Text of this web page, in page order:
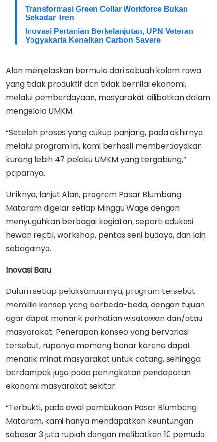
Transformasi Green Collar Workforce Bukan
Sekadar Tren
Inovasi Pertanian Berkelanjutan, UPN Veteran
Yogyakarta Kenalkan Carbon Savere
Alan menjelaskan bermula dari sebuah kolam rawa
yang tidak produktif dan tidak bernilai ekonomi,
melalui pemberdayaan, masyarakat dilibatkan dalam
mengelola UMKM.
“Setelah proses yang cukup panjang, pada akhirnya
melalui program ini, kami berhasil memberdayakan
kurang lebih 47 pelaku UMKM yang tergabung,”
paparnya.
Uniknya, lanjut Alan, program Pasar Blumbang
Mataram digelar setiap Minggu Wage dengan
menyuguhkan berbagai kegiatan, seperti edukasi
hewan reptil, workshop, pentas seni budaya, dan lain
sebagainya.
Inovasi Baru
Dalam setiap pelaksanaannya, program tersebut
memiliki konsep yang berbeda-beda, dengan tujuan
agar dapat menarik perhatian wisatawan dan/atau
masyarakat. Penerapan konsep yang bervariasi
tersebut, rupanya memang benar karena dapat
menarik minat masyarakat untuk datang, sehingga
berdampak juga pada peningkatan pendapatan
ekonomi masyarakat sekitar.
“Terbukti, pada awal pembukaan Pasar Blumbang
Mataram, kami hanya mendapatkan keuntungan
sebesar 3 juta rupiah dengan melibatkan 10 pemuda